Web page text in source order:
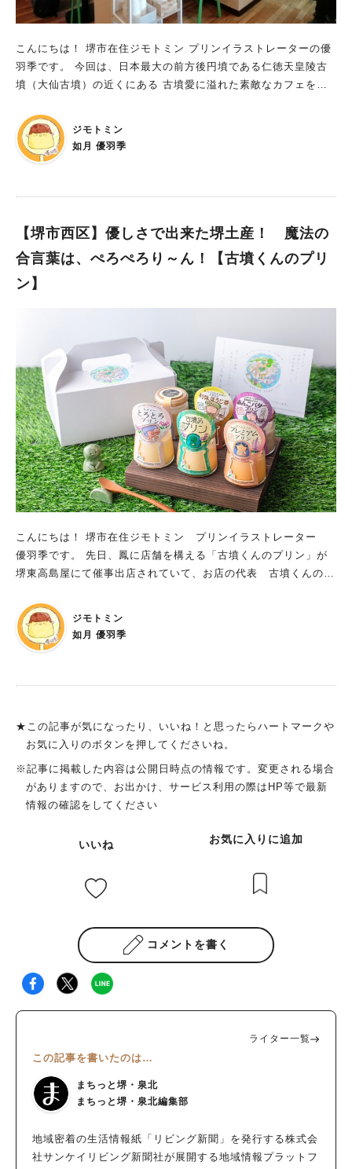
こんにちは！ 堺市在住ジモトミン プリンイラストレーターの優
羽季です。 今回は、日本最大の前方後円墳である仁徳天皇陵古
墳（大仙古墳）の近くにある 古墳愛に溢れた素敵なカフェをご
フェ 場所は南海・JR「三国ヶ丘駅」の東口から徒歩2分と駅チ
カ！ 古墳で彩られた店内。 ランチ・カフェ利用の他、完全予
約制でディナーも 店内は所々に古墳グッズが！ 賑やかながらも
わりの抹茶と自家焙煎コーヒー 今回私は予約利用で、「抹茶プ
を注文 コーヒーにこだわられているとのweb情報から気になっ
ていて！ 「こふんブレンド」は、ブラジルとパプアニューギニ
たり、素材それぞれの甘味バランスのよさ、そして「抹茶を感じ
られるプリン」だった点が個人的に推せました！ 抹茶プリンの
詳細は、私のInstagramページで掲載しているので気になる方は
ご覧くださいっ🍮✨ お店のオススメメニュー ランチの抹茶そ
ばや、夏にピッタリの『Co.FUNかき氷』など オススメは、ラン
チメニュー「真鯛のごまだれ丼」や「抹茶そば」 新鮮な真鯛に
ごまだれがたっぷりとかかった濃厚な味わいが楽しめる一品で
締めに抹茶だしでお茶漬けを堪能できるとのこと。贅沢～！ デ
ザートも豊富ですが、中でも『Co.FUNかき氷』は、高級宇治抹
の器に入っていて、見た目で一層おいしくいただけますね！
古墳やはにわグッズなど 様々なお土産も買える！ プリンにつ
いていたこふんクッキーがおいしくて 他にも豊富な味でレジ売
ゃ味などもありましたよ！ コーヒー豆や器具の販売、古墳やは
にわグッズなどもたくさん置かれていて、ついつい買ってしまい
ます。 ご来店の際は必見です！
ジモトミン
如月 優羽季
【堺市西区】優しさで出来た堺土産！ 魔法の
合言葉は、ぺろぺろり～ん！【古墳くんのプリ
ン】
こんにちは！ 堺市在住ジモトミン プリンイラストレーター
優羽季です。 先日、鳳に店舗を構える「古墳くんのプリン」が
堺東高島屋にて催事出店されていて、お店の代表 古墳くんのプ
プリンだったのですが、 そのお味がおいしくておいしくて🍮 今
回は、そんな古墳くんのプリンをご紹介します！ プリン専門店
「古墳くんのプリン」は、JR鳳駅から徒歩５分！ 「古墳くんの
つひとつ手作りで仕上げられていて、 ご褒美はもちろん、ご家
ンです♪ 美味しすぎて「ぺろりん」と食べちゃう 魔法の合言葉
は、『ぺろぺろり～ん！』 かっ、かわいい…。 合言葉の通り、
本当にぺろっと食べられる、深いプリンでした～！ プリンの感
使用許可をいただけて、食べても幸せ、描いても幸せ…。 🍮生
内挽き珈琲豆を使用、大人ビターな 珈琲プリン 様々なメディア
でも取り上げられるプリン屋さん。おすすめプリンは…!? TV・
くんのプリン。 お店オススメのプリンは、 「古墳くんのプリ
ン」と、人気No.1の「とろとろプリン」 そして、"日本プリンア
ワード2023"推しプリン第１位を獲得された「ほうじ茶プリ
ン！」とのこと 食べて美味しい、もらって嬉しい「古墳くんの
ジモトミン
如月 優羽季
★この記事が気になったり、いいね！と思ったらハートマークや
お気に入りのボタンを押してくださいね。
※記事に掲載した内容は公開日時点の情報です。変更される場合
がありますので、お出かけ、サービス利用の際はHP等で最新
情報の確認をしてください
いいね お気に入りに追加
コメントを書く
ライター一覧
この記事を書いたのは…
まちっと堺・泉北
まちっと堺・泉北編集部
地域密着の生活情報紙「リビング新聞」を発行する株式会
社サンケイリビング新聞社が展開する地域情報プラットフ